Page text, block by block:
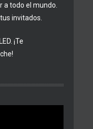
todo el mundo.
invitados.
¡Te